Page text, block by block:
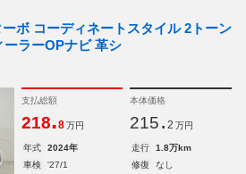
ボ コーディネートスタイル 2トーン
ラーOPナビ 革シ
支払総額
218.8 万円
本体価格
215. 2 万円
年式 2024年 走行
1.8万km
車検
'27/1 修復
なし